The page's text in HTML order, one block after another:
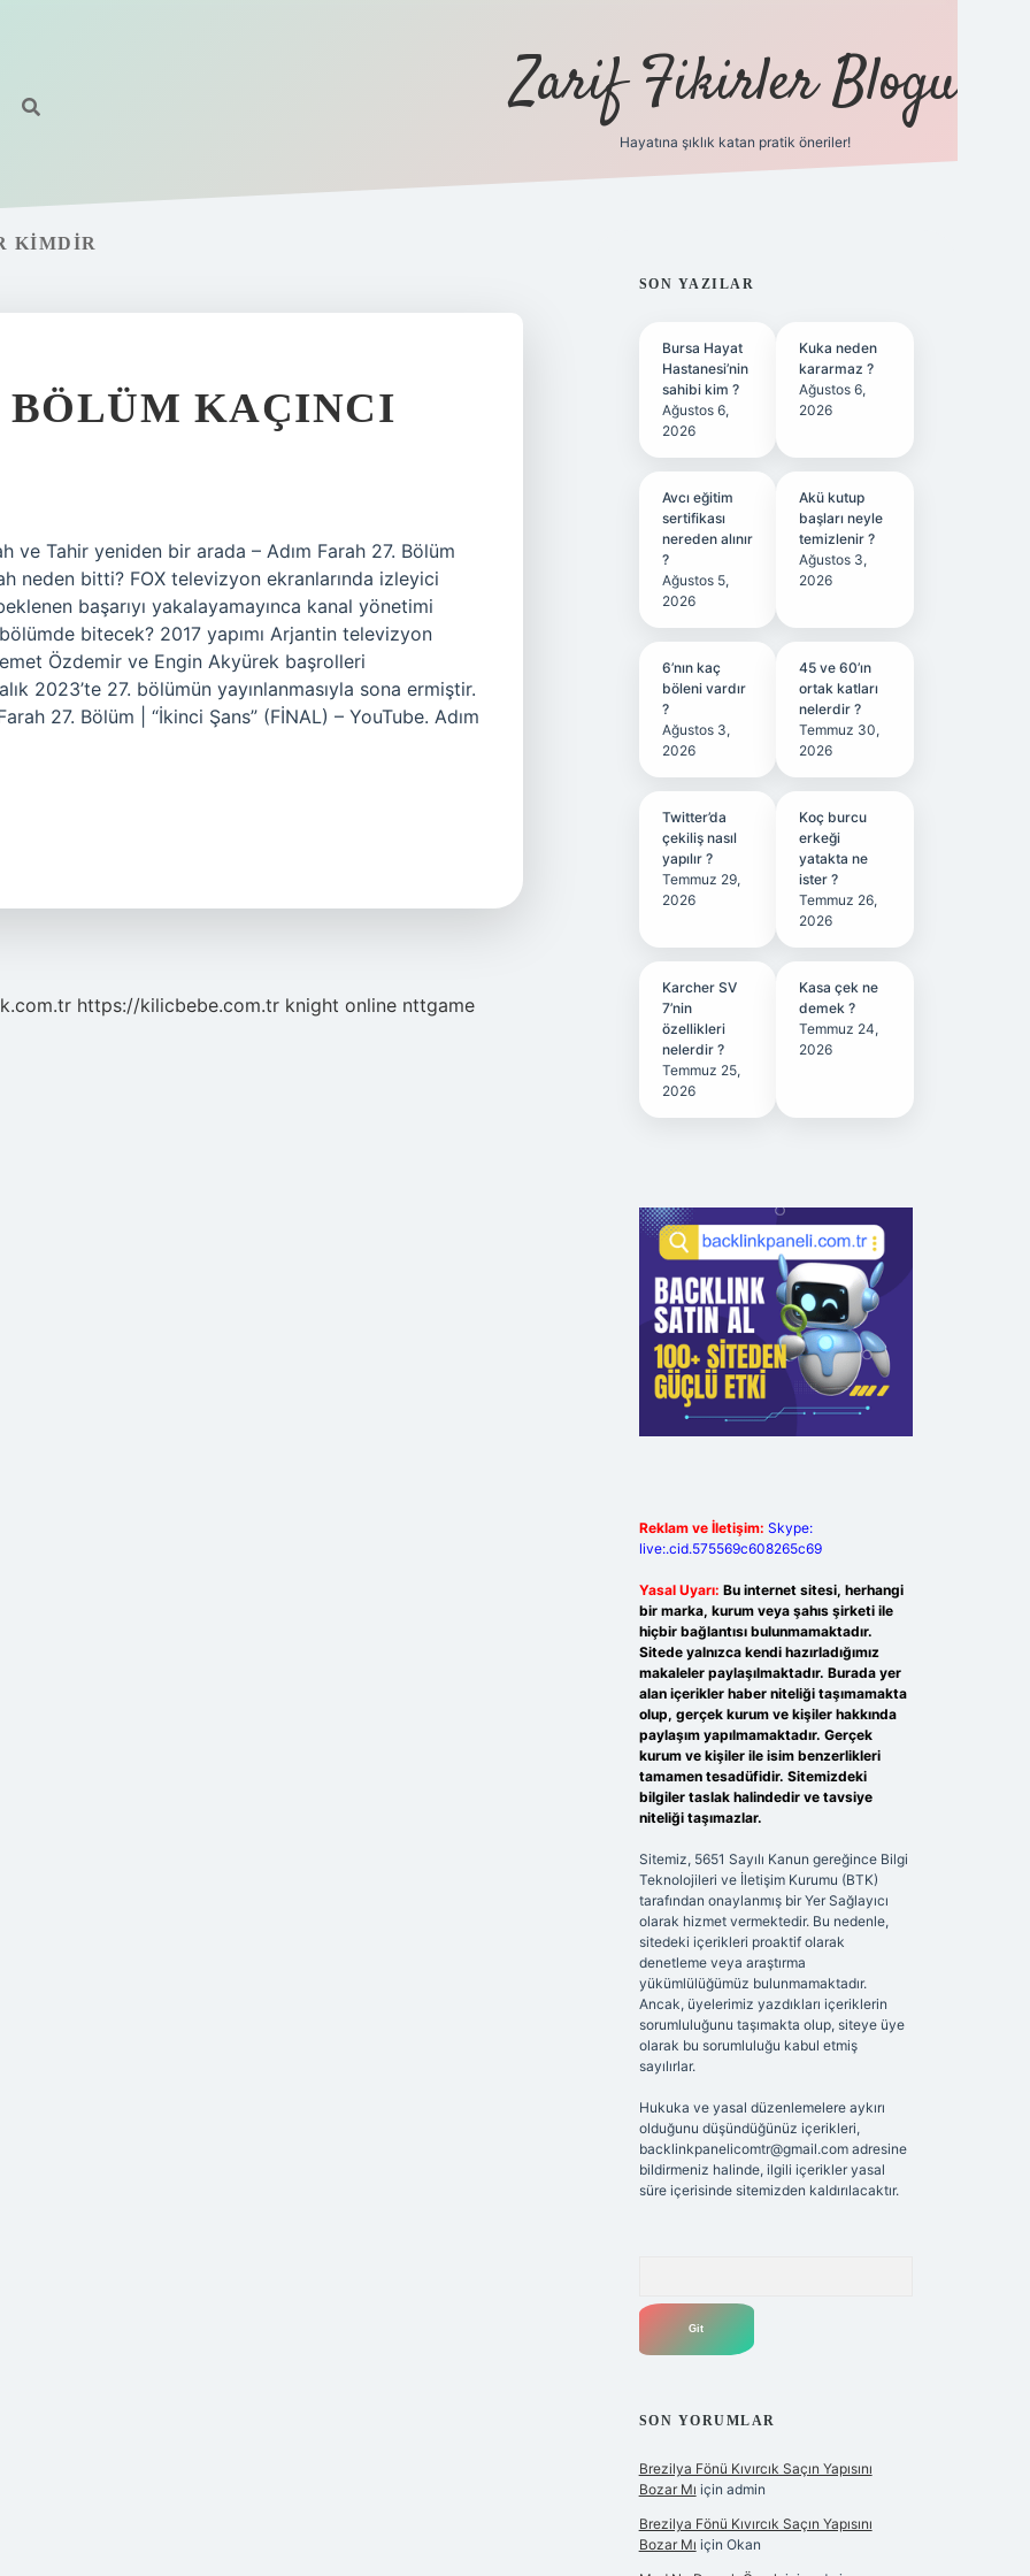
Zarif Fikirler Blogu
Hayatına şıklık katan pratik öneriler!
KIMDIR
BÖLÜM KAÇINCI
ve Tahir yeniden bir arada – Adım Farah 27. Bölüm
neden bitti? FOX televizyon ekranlarında izleyici
başarıyı yakalayamayınca kanal yönetimi
bitecek? 2017 yapımı Arjantin televizyon
Özdemir ve Engin Akyürek başrolleri
2023’te 27. bölümün yayınlanmasıyla sona ermiştir.
27. Bölüm | “İkinci Şans” (FİNAL) – YouTube. Adım
https://kilicbebe.com.tr knight online nttgame
SIDEBAR
SON YAZILAR
Bursa Hayat
Hastanesi’nin
sahibi kim ?
Ağustos 6,
2026
Kuka neden
kararmaz ?
Ağustos 6,
2026
Avcı eğitim
sertifikası
nereden alınır
?
Ağustos 5,
2026
Akü kutup
başları neyle
temizlenir ?
Ağustos 3,
2026
6’nın kaç
böleni vardır
?
Ağustos 3,
2026
45 ve 60’ın
ortak katları
nelerdir ?
Temmuz 30,
2026
Twitter’da
çekiliş nasıl
yapılır ?
Temmuz 29,
2026
Koç burcu
erkeği
yatakta ne
ister ?
Temmuz 26,
2026
Karcher SV
7’nin
özellikleri
nelerdir ?
Temmuz 25,
2026
Kasa çek ne
demek ?
Temmuz 24,
2026
Reklam ve İletişim: Skype:
live:.cid.575569c608265c69
Yasal Uyarı: Bu internet sitesi, herhangi
bir marka, kurum veya şahıs şirketi ile
hiçbir bağlantısı bulunmamaktadır.
Sitede yalnızca kendi hazırladığımız
makaleler paylaşılmaktadır. Burada yer
alan içerikler haber niteliği taşımamakta
olup, gerçek kurum ve kişiler hakkında
paylaşım yapılmamaktadır. Gerçek
kurum ve kişiler ile isim benzerlikleri
tamamen tesadüfidir. Sitemizdeki
bilgiler taslak halindedir ve tavsiye
niteliği taşımazlar.
Sitemiz, 5651 Sayılı Kanun gereğince Bilgi
Teknolojileri ve İletişim Kurumu (BTK)
tarafından onaylanmış bir Yer Sağlayıcı
olarak hizmet vermektedir. Bu nedenle,
sitedeki içerikleri proaktif olarak
denetleme veya araştırma
yükümlülüğümüz bulunmamaktadır.
Ancak, üyelerimiz yazdıkları içeriklerin
sorumluluğunu taşımakta olup, siteye üye
olarak bu sorumluluğu kabul etmiş
sayılırlar.
Hukuka ve yasal düzenlemelere aykırı
olduğunu düşündüğünüz içerikleri,
backlinkpanelicomtr@gmail.comadresine
bildirmeniz halinde, ilgili içerikler yasal
süre içerisinde sitemizden kaldırılacaktır.
SON YORUMLAR
Brezilya Fönü Kıvırcık Saçın Yapısını
Bozar Mı için admin
Brezilya Fönü Kıvırcık Saçın Yapısını
Bozar Mı için Okan